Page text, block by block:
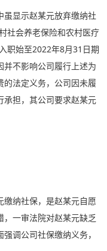
虽显示赵某元放弃缴纳社
社会养老保险和农村医疗
职始至2022年8月31日期
并不影响公司履行上述为
法定义务，公司因未履
承担，其公司要求赵某元
缴纳社保，是赵某元自愿
一审法院对赵某元缺乏
调公司社保缴纳义务，